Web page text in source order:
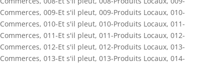
Commerces, 009-Et s'il pleut, 009-Produits Locaux, 010-
Commerces, 010-Et s'il pleut, 010-Produits Locaux, 011-
Commerces, 011-Et s'il pleut, 011-Produits Locaux, 012-
Commerces, 012-Et s'il pleut, 012-Produits Locaux, 013-
Commerces, 013-Et s'il pleut, 013-Produits Locaux, 014-